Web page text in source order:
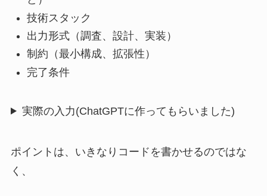
技術スタック
出力形式（調査、設計、実装）
制約（最小構成、拡張性）
完了条件
実際の入力(ChatGPTに作ってもらいました)
ポイントは、いきなりコードを書かせるのではな
く、